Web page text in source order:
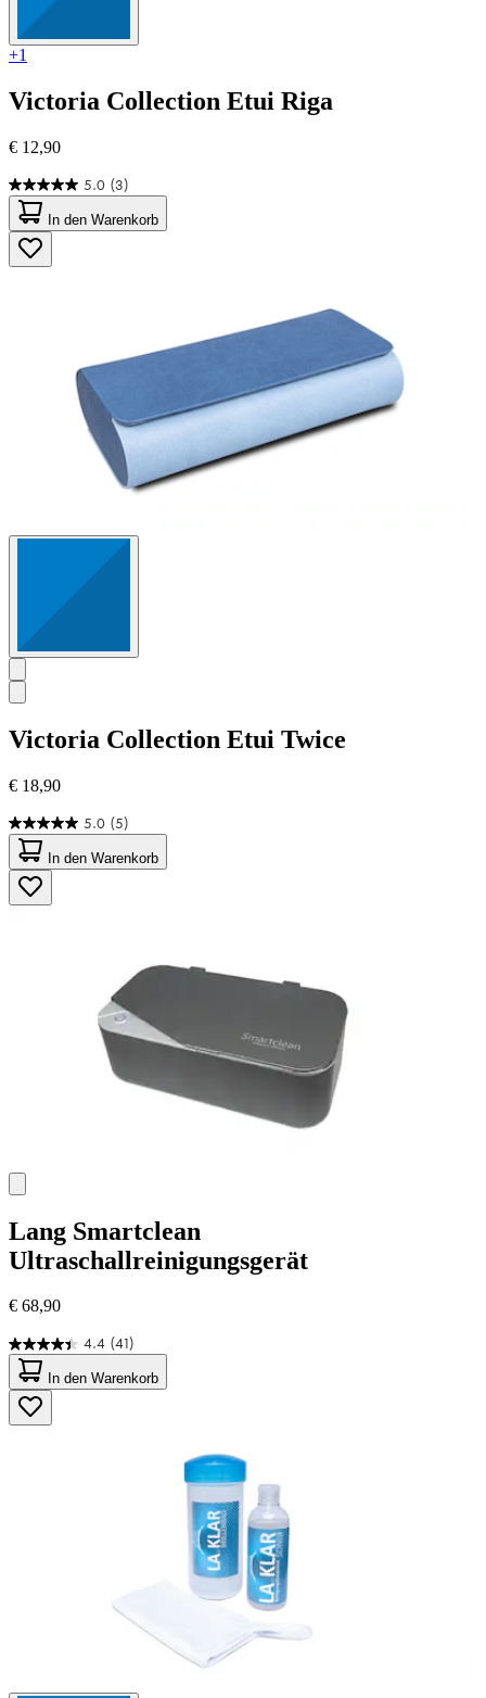
+1
Victoria Collection Etui Riga
€ 12,90
5.0 (3)
5.0
von
5
Sternen.
3
In den Warenkorb
Victoria Collection Etui Twice
€ 18,90
5.0 (5)
5.0
von
5
Sternen.
5
In den Warenkorb
Lang Smartclean
Ultraschallreinigungsgerät
€ 68,90
4.4 (41)
4.4
von
5
Sternen.
41
In den Warenkorb